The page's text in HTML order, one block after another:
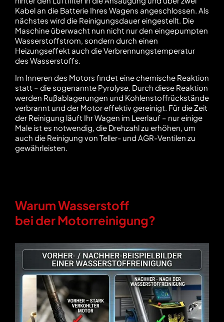
Kabel an die Batterie Ihres Wagens angeschlossen. Als
nächstes wird die Reinigungsdauer eingestellt. Die
Maschine überwacht nun nicht nur den eingepumpten
Wasserstoffstrom, sondern durch einen
Heizungseffekt auch die Verbrennungstemperatur
des Wasserstoffs.
Im Inneren des Motors findet eine chemische Reaktion
statt – die sogenannte Pyrolyse. Durch diese Reaktion
werden Rußablagerungen und Kohlenstoffrückstände
verbrannt und der Motor effektiv gereinigt. Für die Zeit
der Reinigung läuft Ihr Wagen im Leerlauf – nur einige
Male ist es notwendig, die Drehzahl zu erhöhen, um
auch die Reinigung von Teller- und AGR-Ventilen zu
gewährleisten.
Warum Wasserstoff
bei der Motorreinigung?